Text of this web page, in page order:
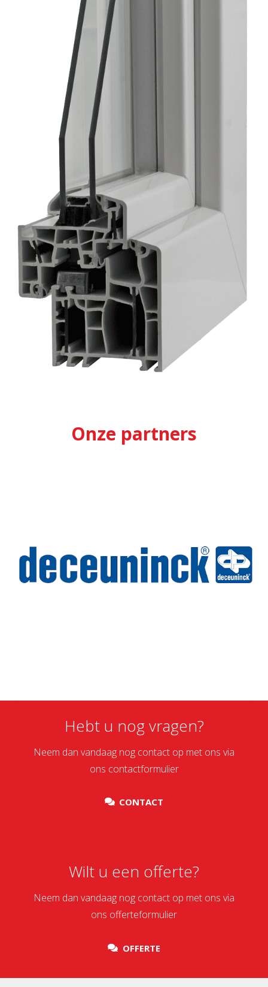
Onze partners
Wilms
Hebt u nog vragen?
Neem dan vandaag nog contact op met ons via
ons contactformulier
CONTACT
Wilt u een offerte?
Neem dan vandaag nog contact op met ons via
ons offerteformulier
OFFERTE